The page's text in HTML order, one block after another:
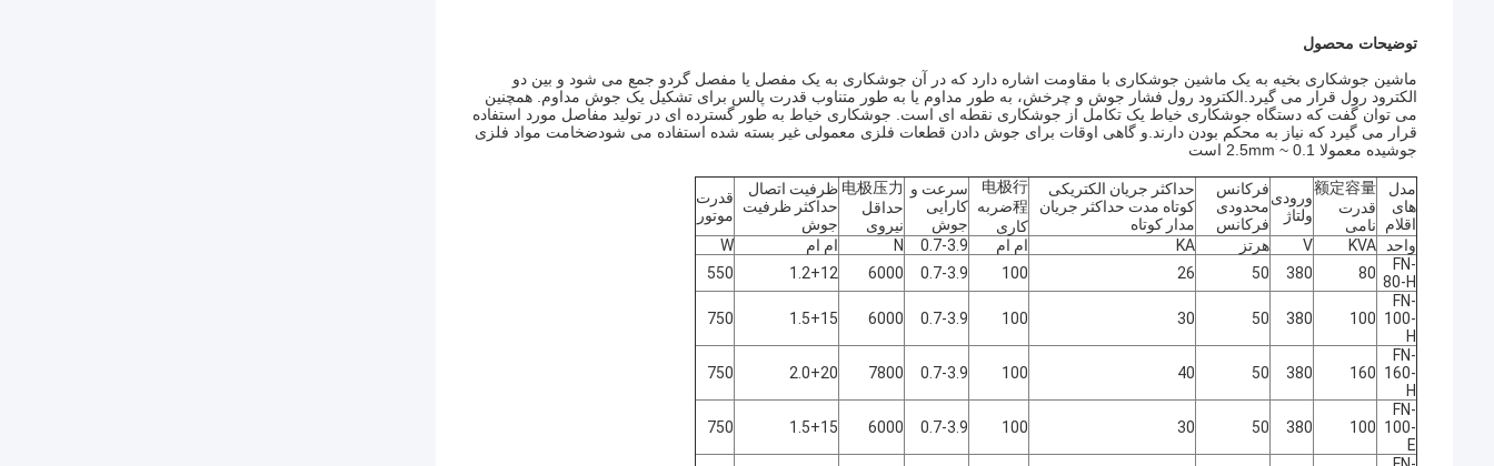
توضیحات محصول
ماشین جوشکاری بخیه به یک ماشین جوشکاری با مقاومت اشاره دارد که در آن جوشکاری به یک مفصل یا مفصل گردو جمع می شود و بین دو
الکترود رول قرار می گیرد.الکترود رول فشار جوش و چرخش، به طور مداوم یا به طور متناوب قدرت پالس برای تشکیل یک جوش مداوم. همچنین
می توان گفت که دستگاه جوشکاری خیاط یک تکامل از جوشکاری نقطه ای است. جوشکاری خیاط به طور گسترده ای در تولید مفاصل مورد استفاده
قرار می گیرد که نیاز به محکم بودن دارند.و گاهی اوقات برای جوش دادن قطعات فلزی معمولی غیر بسته شده استفاده می شودضخامت مواد فلزی
جوشیده معمولا 0.1 ~ 2.5mm است
مدل
های
اقلام
额定容量
قدرت
نامی
ورودی
ولتاژ
فرکانس
محدودی
فرکانس
حداکثر جریان الکتریکی
کوتاه مدت حداکثر جریان
مدار کوتاه
电极行
程ضربه
کاری
سرعت و
کارایی
جوش
电极压力
حداقل
نیروی
ظرفیت اتصال
حداکثر ظرفیت
جوش
قدرت
موتور
واحد
KVA
V هرتز KA ام ام 0.7-3.9
N ام ام
W
FN-
80-H
80
380
50
26
100
0.7-3.9
6000
1.2+12
550
FN-
100-
H
100
380
50
30
100
0.7-3.9
6000
1.5+15
750
FN-
160-
H
160
380
50
40
100
0.7-3.9
7800
2.0+20
750
FN-
100-
E
100
380
50
30
100
0.7-3.9
6000
1.5+15
750